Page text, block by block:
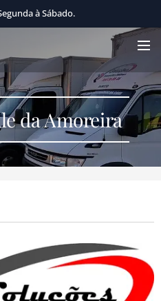
à Sábado.
da Amoreira